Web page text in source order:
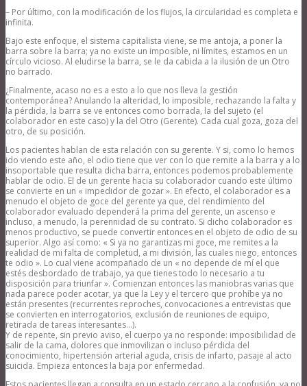
– Por último, con la modificación de los flujos, la circularidad es completa e
infinita.
Bajo este enfoque, el sistema capitalista viene, se me antoja, a poner la
barra sobre la barra; ya no existe un imposible, ni límites, estamos en un
círculo vicioso. Al eludirse la barra, se le da cabida a la ilusión de un Otro
no barrado.
¿Finalmente, acaso no es a esto a lo que nos lleva la gestión
contemporánea? Anulando la alteridad, lo imposible, rechazando la falta y
la pérdida, la barra se ve entonces como borrada, la del sujeto (el
colaborador en este caso) y la del Otro (Gerente). Cada cual goza, goza del
otro, de su posición.
Los pacientes hablan de esta relación con su gerente. Y si, como lo hemos
ido viendo este año, el odio tiene que ver con lo que remite a la barra y a lo
insoportable que resulta dicha barra, entonces podemos probablemente
hablar de odio. El de un gerente hacia su colaborador cuando este último
se convierte en un « impedidor de gozar ». En efecto, el colaborador es a
menudo el objeto de goce del gerente ya que, del rendimiento del
colaborador evaluado dependerá la prima del gerente, un ascenso e
incluso, a menudo, la perennidad de su contrato. Si dicho colaborador es
menos productivo, se puede convertir entonces en el objeto de odio de su
superior. Algo así como: « Si ya no garantizas mi goce, me remites a la
realidad de mi falta de completud, a mi división, las cuales niego, entonces
te odio ». Lo cual viene acompañado de un « no depende de mí el que
estés desbordado de trabajo, ya que tienes todo lo necesario a tu
disposición para triunfar ». Comienzan entonces las maniobras varias que
nada parece poder acotar, ya que la Ley y el tercero que prohíbe ya no
están presentes (recurrentes reproches, convocaciones a entrevistas que
se convierten en interrogatorios, exclusión de reuniones de equipo,
retirada de tareas interesantes…).
Y de repente, sin previo aviso, el cuerpo ya no responde: imposibilidad de
salir de la cama, dolores que inmovilizan o incluso pérdida del
conocimiento, hipertensión arterial aguda, crisis de infarto, pasaje al acto
suicida. Empieza entonces la baja por enfermedad.